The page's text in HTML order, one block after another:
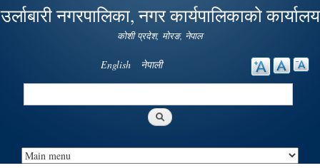
उर्लाबारी नगरपालिका, नगर कार्यपालिकाको कार्यालय
कोशी प्रदेश, माेरङ, नेपाल
English नेपाली
Search